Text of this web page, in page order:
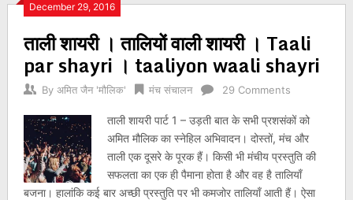
December 29, 2016
ताली शायरी । तालियों वाली शायरी । Taali
par shayri । taaliyon waali shayri
By अमित जैन 'मौलिक' मंच संचालन 29 Comments
ताली शायरी पार्ट 1 – उड़ती बात के सभी प्रशसंकों को
अमित मौलिक का स्नेहिल अभिवादन। दोस्तों, मंच और
ताली एक दूसरे के पूरक हैं। किसी भी मंचीय प्रस्तुति की
सफलता का एक ही पैमाना होता है और वह है तालियाँ
बजना। हालांकि कई बार अच्छी प्रस्तुति पर भी कमजोर तालियाँ आती हैं। ऐसा
Posts
navigation